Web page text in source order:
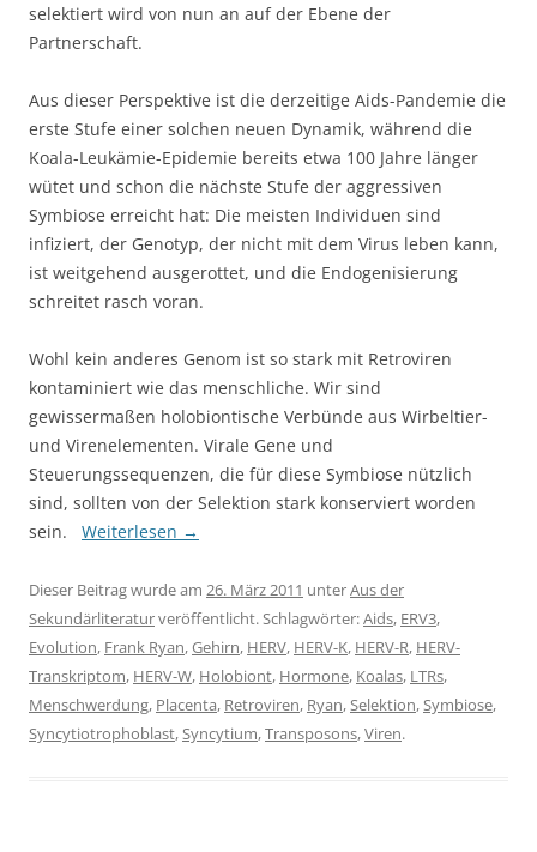
selektiert wird von nun an auf der Ebene der
Partnerschaft.
Aus dieser Perspektive ist die derzeitige Aids-Pandemie die
erste Stufe einer solchen neuen Dynamik, während die
Koala-Leukämie-Epidemie bereits etwa 100 Jahre länger
wütet und schon die nächste Stufe der aggressiven
Symbiose erreicht hat: Die meisten Individuen sind
infiziert, der Genotyp, der nicht mit dem Virus leben kann,
ist weitgehend ausgerottet, und die Endogenisierung
schreitet rasch voran.
Wohl kein anderes Genom ist so stark mit Retroviren
kontaminiert wie das menschliche. Wir sind
gewissermaßen holobiontische Verbünde aus Wirbeltier-
und Virenelementen. Virale Gene und
Steuerungssequenzen, die für diese Symbiose nützlich
sind, sollten von der Selektion stark konserviert worden
sein. Weiterlesen →
Dieser Beitrag wurde am 26. März 2011 unterAus der
Sekundärliteraturveröffentlicht. Schlagwörter:Aids, ERV3,
Evolution, Frank Ryan,Gehirn, HERV, HERV-K, HERV-R, HERV-
Transkriptom, HERV-W, Holobiont, Hormone, Koalas, LTRs,
Menschwerdung, Placenta, Retroviren, Ryan,Selektion,Symbiose,
Syncytiotrophoblast,Syncytium,Transposons,Viren.